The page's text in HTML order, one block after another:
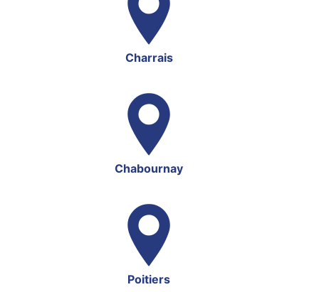
Charrais
Chabournay
Poitiers